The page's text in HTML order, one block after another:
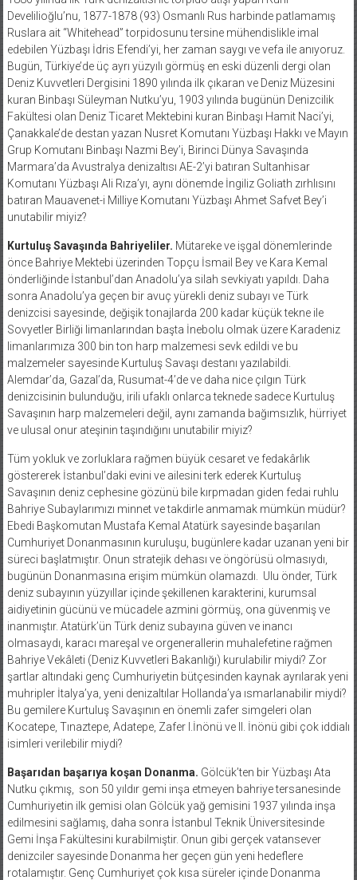
Develilioğlu’nu, 1877-1878 (93) Osmanlı Rus harbinde patlamamış
Ruslara ait “Whitehead” torpidosunu tersine mühendislikle imal
edebilen Yüzbaşı İdris Efendi’yi, her zaman saygı ve vefa ile anıyoruz.
Bugün, Türkiye’de üç ayrı yüzyılı görmüş en eski düzenli dergi olan
Deniz Kuvvetleri Dergisini 1890 yılında ilk çıkaran ve Deniz Müzesini
kuran Binbaşı Süleyman Nutku’yu, 1903 yılında bugünün Denizcilik
Fakültesi olan Deniz Ticaret Mektebini kuran Binbaşı Hamit Naci’yi,
Çanakkale’de destan yazan Nusret Komutanı Yüzbaşı Hakkı ve Mayın
Grup Komutanı Binbaşı Nazmi Bey’i, Birinci Dünya Savaşında
Marmara’da Avustralya denizaltısı AE-2’yi batıran Sultanhisar
Komutanı Yüzbaşı Ali Rıza’yı, aynı dönemde İngiliz Goliath zırhlısını
batıran Mauavenet-i Milliye Komutanı Yüzbaşı Ahmet Safvet Bey’i
unutabilir miyiz?
Kurtuluş Savaşında Bahriyeliler. Mütareke ve işgal dönemlerinde
önce Bahriye Mektebi üzerinden Topçu İsmail Bey ve Kara Kemal
önderliğinde İstanbul’dan Anadolu’ya silah sevkiyatı yapıldı. Daha
sonra Anadolu’ya geçen bir avuç yürekli deniz subayı ve Türk
denizcisi sayesinde, değişik tonajlarda 200 kadar küçük tekne ile
Sovyetler Birliği limanlarından başta İnebolu olmak üzere Karadeniz
limanlarımıza 300 bin ton harp malzemesi sevk edildi ve bu
malzemeler sayesinde Kurtuluş Savaşı destanı yazılabildi.
Alemdar’da, Gazal’da, Rusumat-4’de ve daha nice çılgın Türk
denizcisinin bulunduğu, irili ufaklı onlarca teknede sadece Kurtuluş
Savaşının harp malzemeleri değil, aynı zamanda bağımsızlık, hürriyet
ve ulusal onur ateşinin taşındığını unutabilir miyiz?
Tüm yokluk ve zorluklara rağmen büyük cesaret ve fedakârlık
göstererek İstanbul’daki evini ve ailesini terk ederek Kurtuluş
Savaşının deniz cephesine gözünü bile kırpmadan giden fedai ruhlu
Bahriye Subaylarımızı minnet ve takdirle anmamak mümkün müdür?
Ebedi Başkomutan Mustafa Kemal Atatürk sayesinde başarılan
Cumhuriyet Donanmasının kuruluşu, bugünlere kadar uzanan yeni bir
süreci başlatmıştır. Onun stratejik dehası ve öngörüsü olmasıydı,
bugünün Donanmasına erişim mümkün olamazdı.
Ulu önder, Türk
deniz subayının yüzyıllar içinde şekillenen karakterini, kurumsal
aidiyetinin gücünü ve mücadele azmini görmüş, ona güvenmiş ve
inanmıştır. Atatürk’ün Türk deniz subayına güven ve inancı
olmasaydı, karacı mareşal ve orgenerallerin muhalefetine rağmen
Bahriye Vekâleti (Deniz Kuvvetleri Bakanlığı) kurulabilir miydi? Zor
şartlar altındaki genç Cumhuriyetin bütçesinden kaynak ayrılarak yeni
muhripler İtalya’ya, yeni denizaltılar Hollanda’ya ısmarlanabilir miydi?
Bu gemilere Kurtuluş Savaşının en önemli zafer simgeleri olan
Kocatepe, Tınaztepe, Adatepe, Zafer I.İnönü ve II. İnönü gibi çok iddialı
isimleri verilebilir miydi?
Başarıdan başarıya koşan Donanma. Gölcük’ten bir Yüzbaşı Ata
Nutku çıkmış,
son 50 yıldır gemi inşa etmeyen bahriye tersanesinde
Cumhuriyetin ilk gemisi olan Gölcük yağ gemisini 1937 yılında inşa
edilmesini sağlamış, daha sonra İstanbul Teknik Üniversitesinde
Gemi İnşa Fakültesini kurabilmiştir. Onun gibi gerçek vatansever
denizciler sayesinde Donanma her geçen gün yeni hedeflere
rotalamıştır. Genç Cumhuriyet çok kısa süreler içinde Donanma